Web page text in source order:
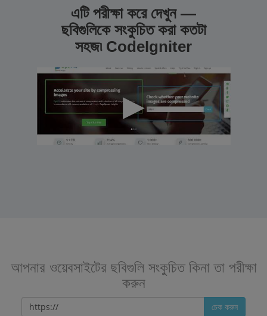
এটি পরীক্ষা করে দেখুন —
ছবিগুলিকে সংকুচিত করা কতটা
সহজ৷ CodeIgniter
আপনার ওয়েবসাইটের ছবিগুলি সংকুচিত কিনা তা পরীক্ষা
করুন
চেক করুন